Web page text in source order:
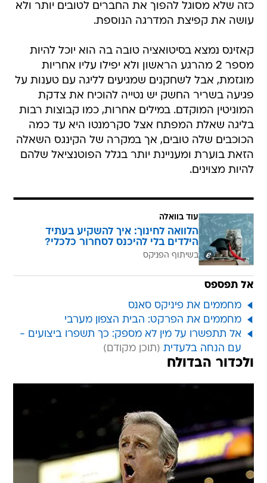
קאזינס נמצא בסיטואציה טובה בה הוא יוכל להיות
מוגזמת, אבל לשחקנים שמגיעים לליגה עם טענות על
פגיעה בשריר החשק יש נטייה להוכיח את צדקת
המוניטין המוקדם. במילים אחרות, כמו קבוצות רבות
בליגה שאלת המפתח אצל סקרמנטו היא עד כמה
הכוכבים שלה טובים, אך במקרה של הקינגס השאלה
הזאת בוערת ומעניינת יותר בגלל הפוטנציאל שלהם
להיות מצוינים.
הלוואה לחינוך: איך להשקיע בעתיד
הילדים בלי להיכנס לסחרור כלכלי?
בשיתוף הפניקס
אל תפספס
מחממים את פיניקס סאנס
מחממים את הפרקט: הבית הצפון מערבי
אל תתפשרו על מין לא מספק: כך תשפרו ביצועים -
עם הנחה בלעדית
ולכדור הבדולח